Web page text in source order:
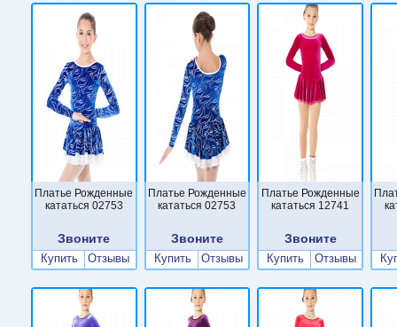
Платье Рожденные
кататься 02753
Звоните
Купить Отзывы
Платье Рожденные
кататься 02753
Звоните
Купить Отзывы
Платье Рожденные
кататься 12741
Звоните
Купить Отзывы